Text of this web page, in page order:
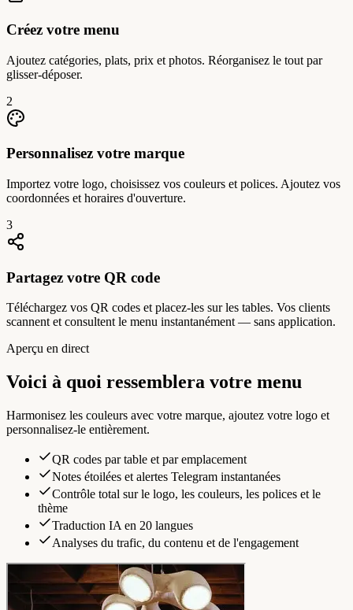
Créez votre menu
Ajoutez catégories, plats, prix et photos. Réorganisez le tout par
glisser-déposer.
2
Personnalisez votre marque
Importez votre logo, choisissez vos couleurs et polices. Ajoutez vos
coordonnées et horaires d'ouverture.
3
Partagez votre QR code
Téléchargez vos QR codes et placez-les sur les tables. Vos clients
scannent et consultent le menu instantanément — sans application.
Aperçu en direct
Voici à quoi ressemblera votre menu
Harmonisez les couleurs avec votre marque, ajoutez votre logo et
personnalisez-le entièrement.
QR codes par table et par emplacement
Notes étoilées et alertes Telegram instantanées
Contrôle total sur le logo, les couleurs, les polices et le
thème
Traduction IA en 20 langues
Analyses du trafic, du contenu et de l'engagement